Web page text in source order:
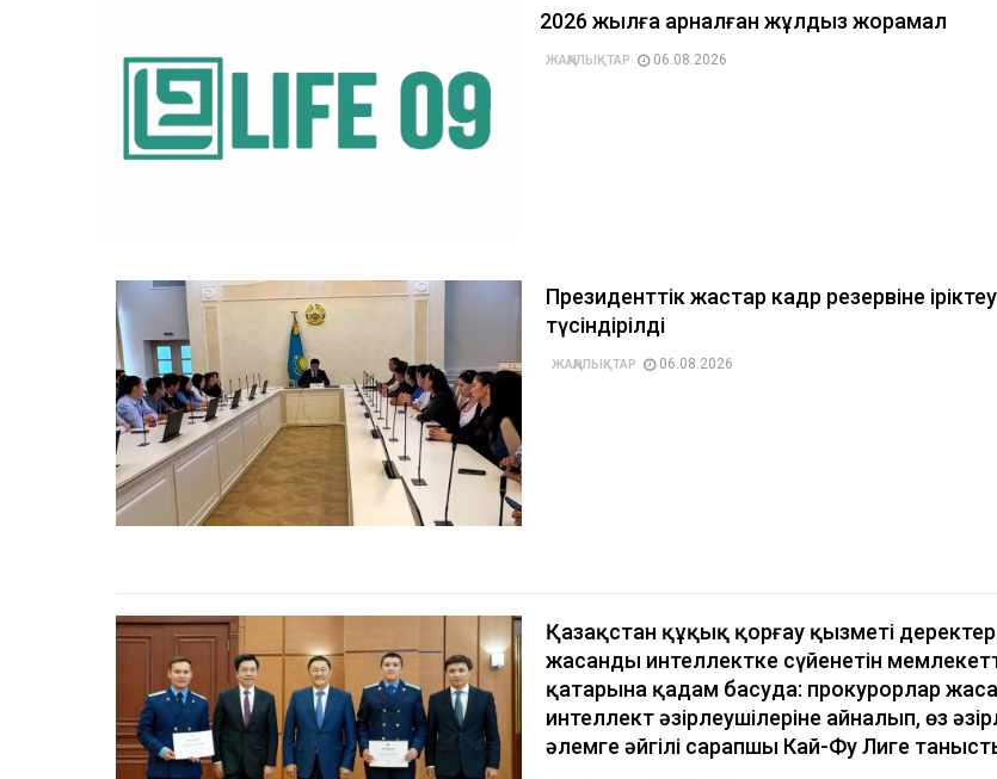
2026 жылға арналған жұлдыз жорамал
ЖАҢАЛЫҚТАР 06.08.2026
Президенттік жастар кадр резервіне
түсіндірілді
ЖАҢАЛЫҚТАР 06.08.2026
Қазақстан құқық қорғау қызметі
жасанды интеллектке сүйенетін
қатарына қадам басуда: прокурорлар
интеллект әзірлеушілеріне айналып, өз
әлемге әйгілі сарапшы Кай-Фу Лиге